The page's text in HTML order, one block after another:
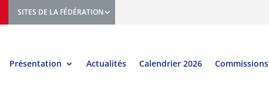
SITES DE LA FÉDÉRATION
Présentation Actualités Calendrier 2026 Commissions